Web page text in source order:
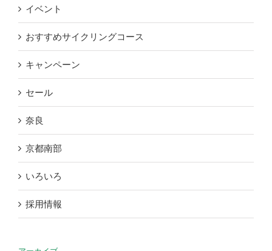
イベント
おすすめサイクリングコース
キャンペーン
セール
奈良
京都南部
いろいろ
採用情報